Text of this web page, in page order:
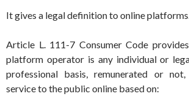
It gives a legal definition to online
Article L. 111-7 Consumer Code
platform operator is any individual or
professional basis, remunerated or
service to the public online based on: